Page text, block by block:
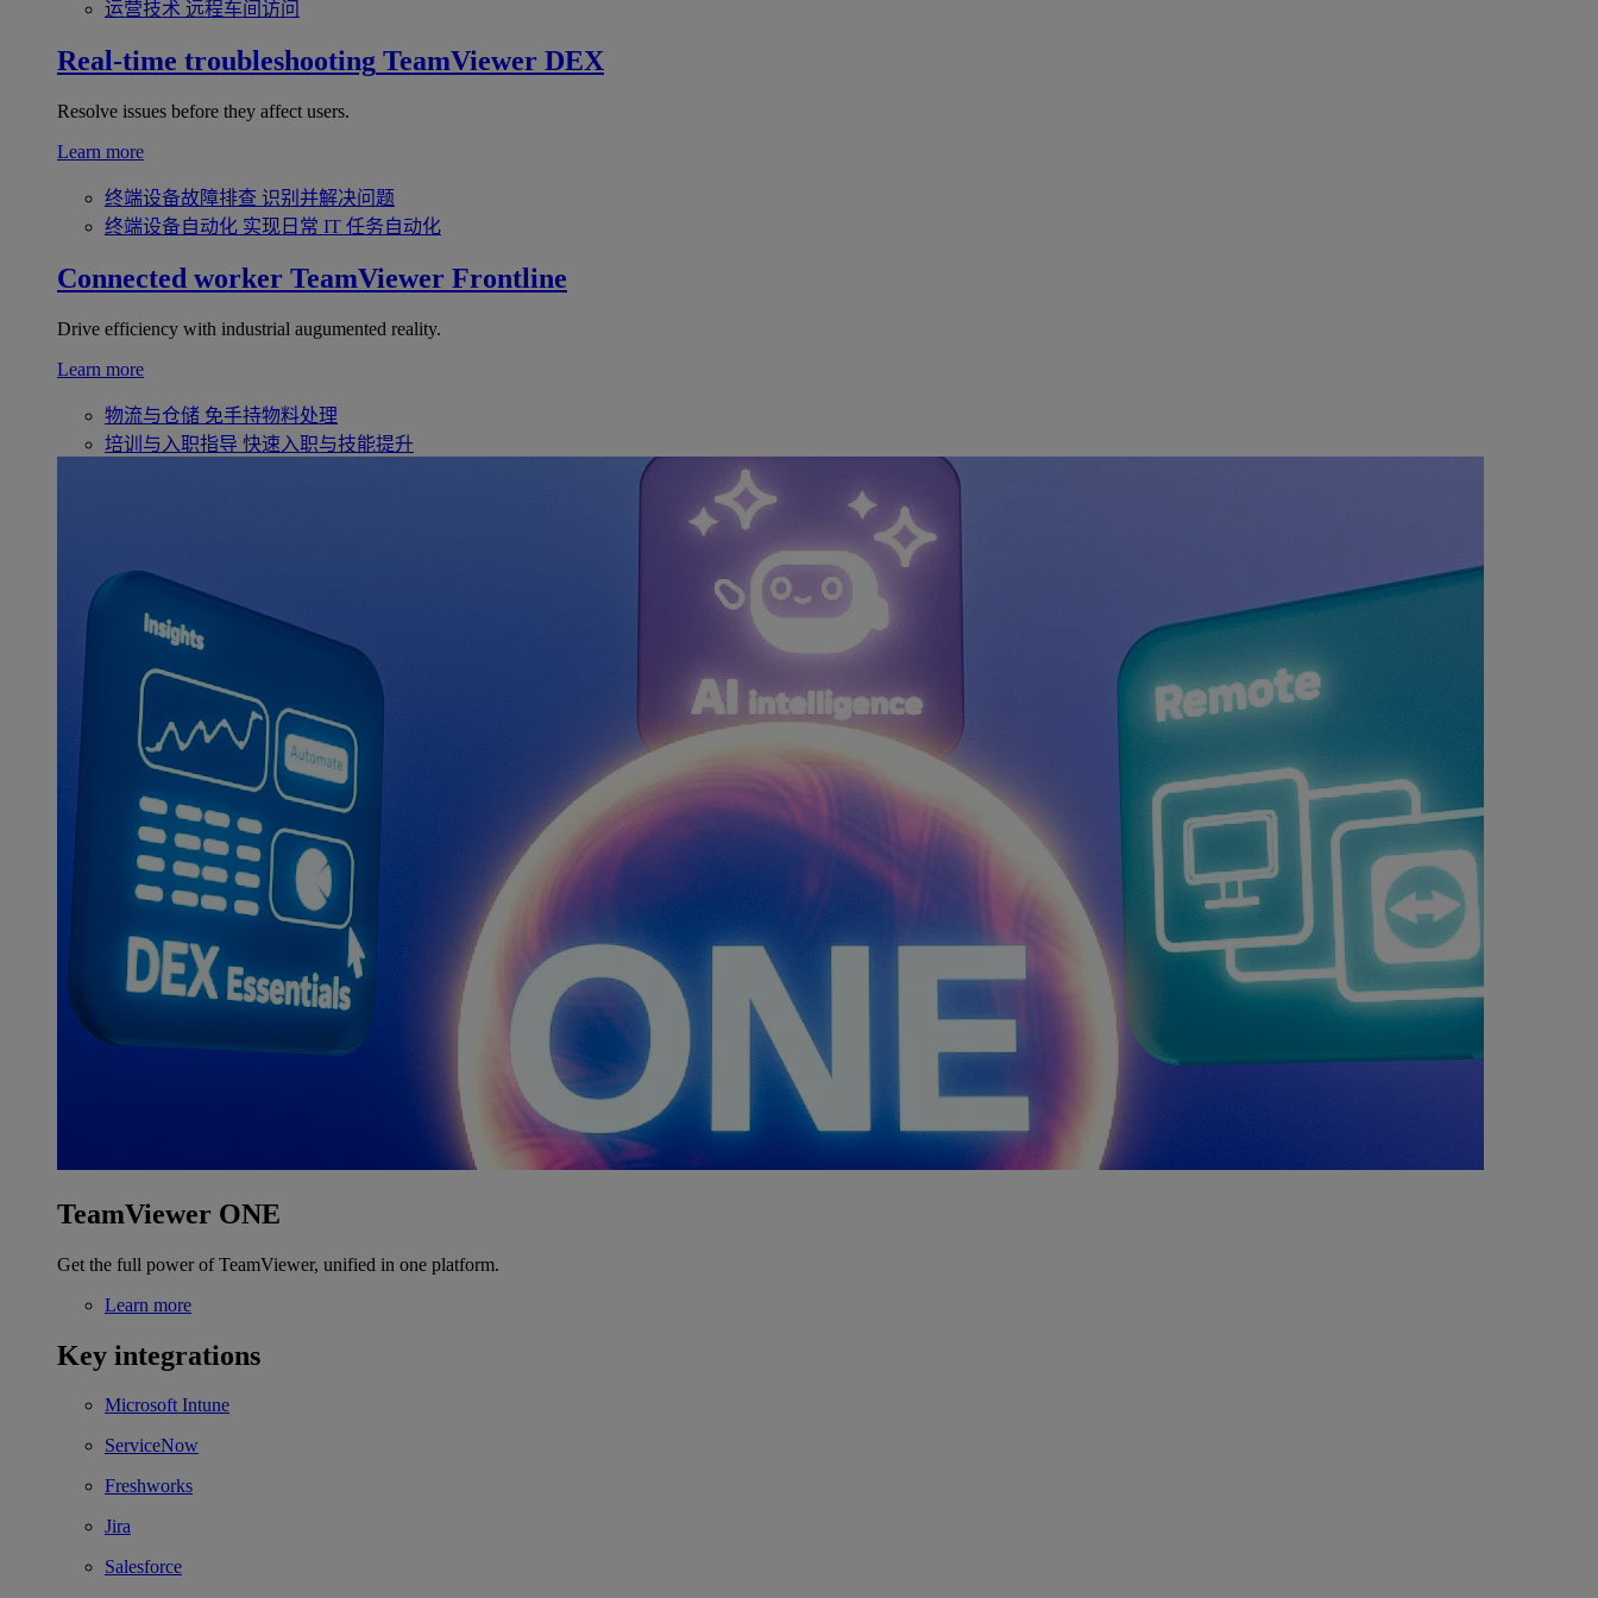
运营技术 远程车间访问
Real-time troubleshooting TeamViewer DEX
Resolve issues before they affect users.
Learn more
终端设备故障排查 识别并解决问题
终端设备自动化 实现日常 IT 任务自动化
Connected worker TeamViewer Frontline
Drive efficiency with industrial augumented reality.
Learn more
物流与仓储 免手持物料处理
培训与入职指导 快速入职与技能提升
TeamViewer ONE
Get the full power of TeamViewer, unified in one platform.
Learn more
Key integrations
Microsoft Intune
ServiceNow
Freshworks
Jira
Salesforce